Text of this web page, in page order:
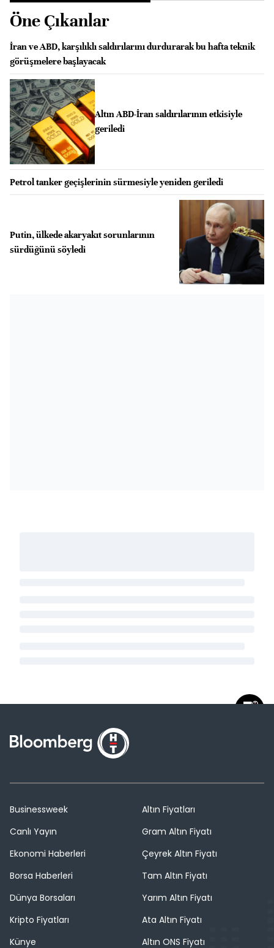
Öne Çıkanlar
İran ve ABD, karşılıklı saldırılarını durdurarak bu hafta teknik
görüşmelere başlayacak
Altın ABD-İran saldırılarının etkisiyle
geriledi
Petrol tanker geçişlerinin sürmesiyle yeniden geriledi
Putin, ülkede akaryakıt sorunlarının
sürdüğünü söyledi
Businessweek
Canlı Yayın
Ekonomi Haberleri
Borsa Haberleri
Dünya Borsaları
Kripto Fiyatları
Künye
Altın Fiyatları
Gram Altın Fiyatı
Çeyrek Altın Fiyatı
Tam Altın Fiyatı
Yarım Altın Fiyatı
Ata Altın Fiyatı
Altın ONS Fiyatı